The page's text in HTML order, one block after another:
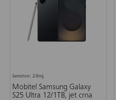
Jamstvo: 24mj.
Mobitel Samsung Galaxy
S25 Ultra 12/1TB, jet crna